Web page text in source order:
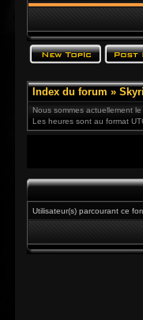
Index du forum »
Nous sommes actuellement
Les heures sont au format
Utilisateur(s) parcourant ce